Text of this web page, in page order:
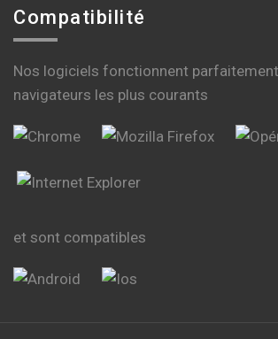
Compatibilité
Nos logiciels fonctionnent
navigateurs les plus courants
et sont compatibles